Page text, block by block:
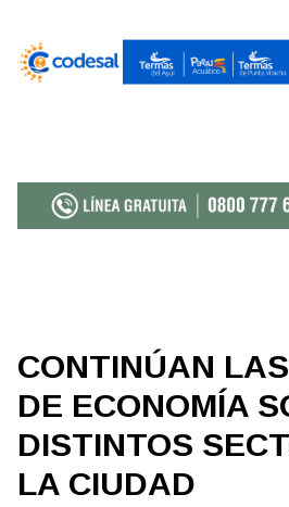
CONTINÚAN
DE ECONOMÍA
DISTINTOS
LA CIUDAD